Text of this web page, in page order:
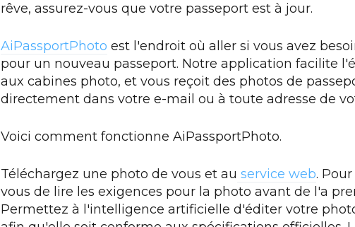
rêve, assurez-vous que votre passeport est à jour.
AiPassportPhoto est l'endroit où aller si vous avez
pour un nouveau passeport. Notre application facilite
aux cabines photo, et vous reçoit des photos de
directement dans votre e-mail ou à toute adresse de
Voici comment fonctionne AiPassportPhoto.
Téléchargez une photo de vous et au service web.
vous de lire les exigences pour la photo avant de l'a
Permettez à l'intelligence artificielle d'éditer votre